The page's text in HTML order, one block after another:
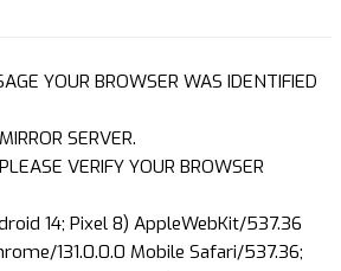
YOUR BROWSER WAS IDENTIFIED
SERVER.
VERIFY YOUR BROWSER
14; Pixel 8) AppleWebKit/537.36
131.0.0.0 Mobile Safari/537.36;